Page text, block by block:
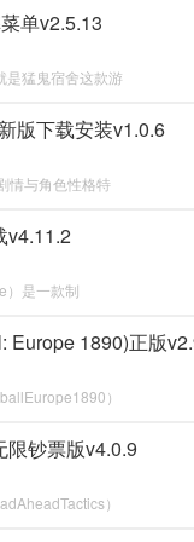
单v2.5.13
是猛鬼宿舍这款游
版下载安装v1.0.6
情与角色性格特
v4.11.2
）是一款制
Europe 1890)正版
）
钞票版v4.0.9
）